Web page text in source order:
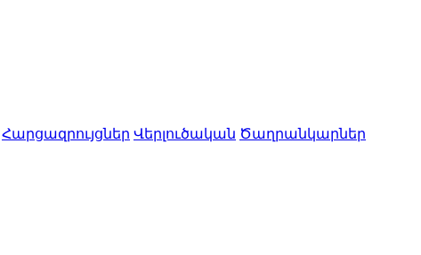
Հարցազրույցներ Վերլուծական Ծաղրանկարներ